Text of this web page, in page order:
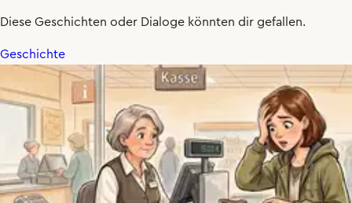
Diese Geschichten oder Dialoge könnten dir gefallen.
Geschichte